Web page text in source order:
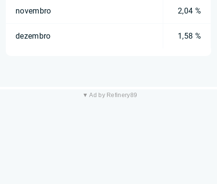
novembro 2,04 %
dezembro 1,58 %
▼ Ad by Refinery89